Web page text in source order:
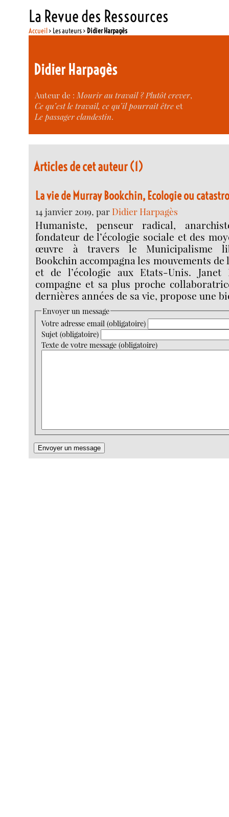
La Revue des Ressources
Accueil> Les auteurs > Didier Harpagès
Didier Harpagès
Auteur de : Mourir au travail ? Plutôt crever,
Ce qu’est le travail, ce qu’il pourrait êtreet
Le passager clandestin.
Articles de cet auteur (1)
La vie de Murray Bookchin, Ecologie ou
14 janvier 2019, parDidier Harpagès
Humaniste, penseur radical,
fondateur de l’écologie sociale et des
œuvre à travers le Municipalisme
Bookchin accompagna les mouvements de
et de l’écologie aux Etats-Unis.
compagne et sa plus proche
dernières années de sa vie, propose une
Envoyer un message
Votre adresse email (obligatoire)
Sujet (obligatoire)
Texte de votre message (obligatoire)